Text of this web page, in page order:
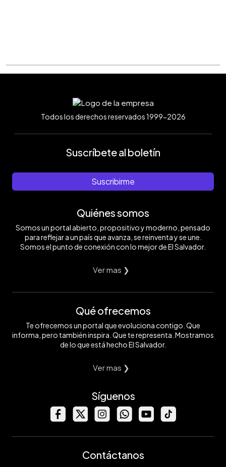
Todos los derechos reservados 1999-2026
Suscríbete al boletín
Suscribirme
Quiénes somos
Somos un portal abierto, propositivo y moderno, pensado
para reflejar a un país que avanza, se reinventa y se une.
Somos el punto de conexión con lo mejor de El Salvador.
Ver mas ❯
Qué ofrecemos
Te ofrecemos un portal que evoluciona contigo. Que
informa, pero también inspira. Que te representa. Mostramos
de lo que está hecho El Salvador.
Ver mas ❯
Síguenos
Contáctanos